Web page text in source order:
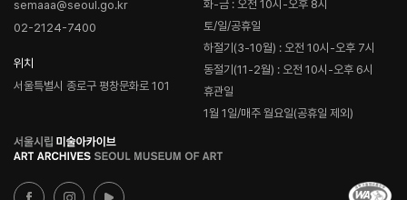
semaaa@seoul.go.kr
02-2124-7400
위치
서울특별시 종로구 평창문화로 101
화-금 : 오전 10시-오후 8시
토/일/공휴일
하절기(3-10월) : 오전 10시-오후 7시
동절기(11-2월) : 오전 10시-오후 6시
휴관일
1월 1일/매주 월요일(공휴일 제외)
로
고